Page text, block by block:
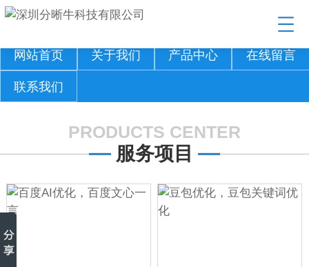
网站首页 关于我们 产品中心 在线留言
联系我们
PRODUCTS CENTER
服务项目